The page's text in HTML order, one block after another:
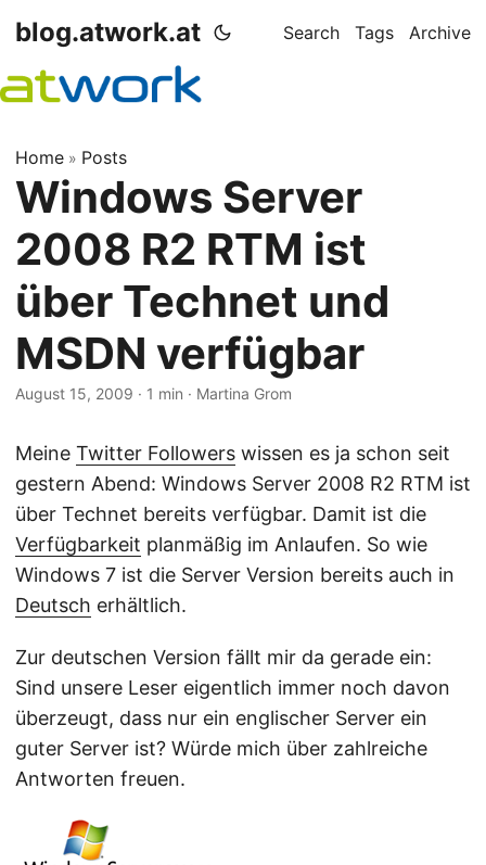
blog.atwork.at Search Tags Archive
Home » Posts
Windows Server
2008 R2 RTM ist
über Technet und
MSDN verfügbar
August 15, 2009 · 1 min · Martina Grom
Meine Twitter Followers wissen es ja schon seit
gestern Abend: Windows Server 2008 R2 RTM ist
über Technet bereits verfügbar. Damit ist die
Verfügbarkeit planmäßig im Anlaufen. So wie
Windows 7 ist die Server Version bereits auch in
Deutsch erhältlich.
Zur deutschen Version fällt mir da gerade ein:
Sind unsere Leser eigentlich immer noch davon
überzeugt, dass nur ein englischer Server ein
guter Server ist? Würde mich über zahlreiche
Antworten freuen.